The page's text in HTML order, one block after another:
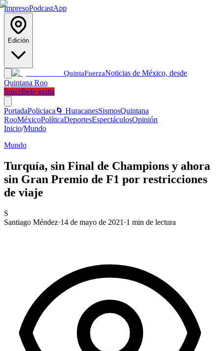
ImpresoPodcastApp
Edición
QuintaFuerzaNoticias de México, desde
Quintana Roo
Suscríbete gratis
PortadaPoliciaca 🌀 HuracanesSismosQuintana
RooMéxicoPolíticaDeportesEspectáculosOpinión
Inicio/Mundo
Mundo
Turquía, sin Final de Champions y ahora
sin Gran Premio de F1 por restricciones
de viaje
S
Santiago Méndez·14 de mayo de 2021 ·1 min de lectura